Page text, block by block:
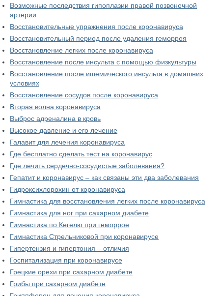
Возможные последствия гипоплазии правой позвоночной
артерии
Восстановительные упражнения после коронавируса
Восстановительный период после удаления геморроя
Восстановление легких после коронавируса
Восстановление после инсульта с помощью физкультуры
Восстановление после ишемического инсульта в домашних
условиях
Восстановление сосудов после коронавируса
Вторая волна коронавируса
Выброс адреналина в кровь
Высокое давление и его лечение
Галавит для лечения коронавируса
Где бесплатно сделать тест на коронавирус
Где лечить сердечно-сосудистые заболевания?
Гепатит и коронавирус – как связаны эти два заболевания
Гидроксихлорохин от коронавируса
Гимнастика для восстановления легких после коронавируса
Гимнастика для ног при сахарном диабете
Гимнастика по Кегелю при геморрое
Гимнастика Стрельниковой при коронавирусе
Гипертензия и гипертония – отличия
Госпитализация при коронавирусе
Грецкие орехи при сахарном диабете
Грибы при сахарном диабете